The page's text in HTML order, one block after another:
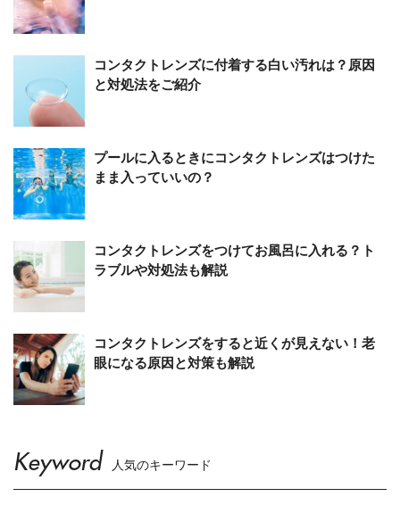
コンタクトレンズに付着する白い汚れは？原因
と対処法をご紹介
プールに入るときにコンタクトレンズはつけた
まま入っていいの？
コンタクトレンズをつけてお風呂に入れる？ト
ラブルや対処法も解説
コンタクトレンズをすると近くが見えない！老
眼になる原因と対策も解説
Keyword 人気のキーワード